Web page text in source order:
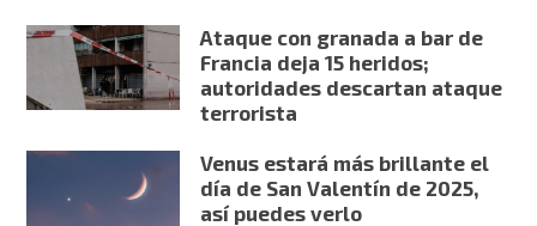
Ataque con granada a bar de
Francia deja 15 heridos;
autoridades descartan ataque
terrorista
Venus estará más brillante el
día de San Valentín de 2025,
así puedes verlo